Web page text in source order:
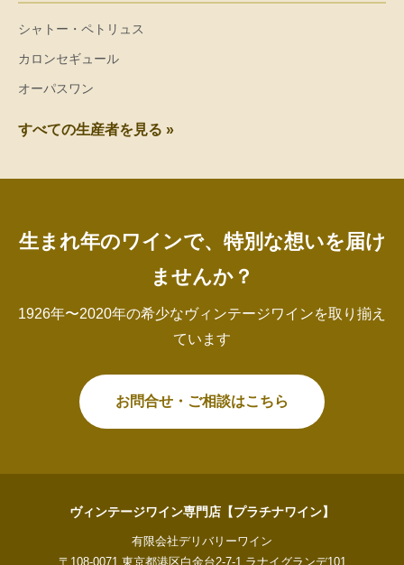
シャトー・ペトリュス
カロンセギュール
オーパスワン
すべての生産者を見る »
生まれ年のワインで、特別な想いを届け
ませんか？
1926年〜2020年の希少なヴィンテージワインを取り揃え
ています
お問合せ・ご相談はこちら
ヴィンテージワイン専門店【プラチナワイン】
有限会社デリバリーワイン
〒108-0071 東京都港区白金台2-7-1 ラナイグランデ101